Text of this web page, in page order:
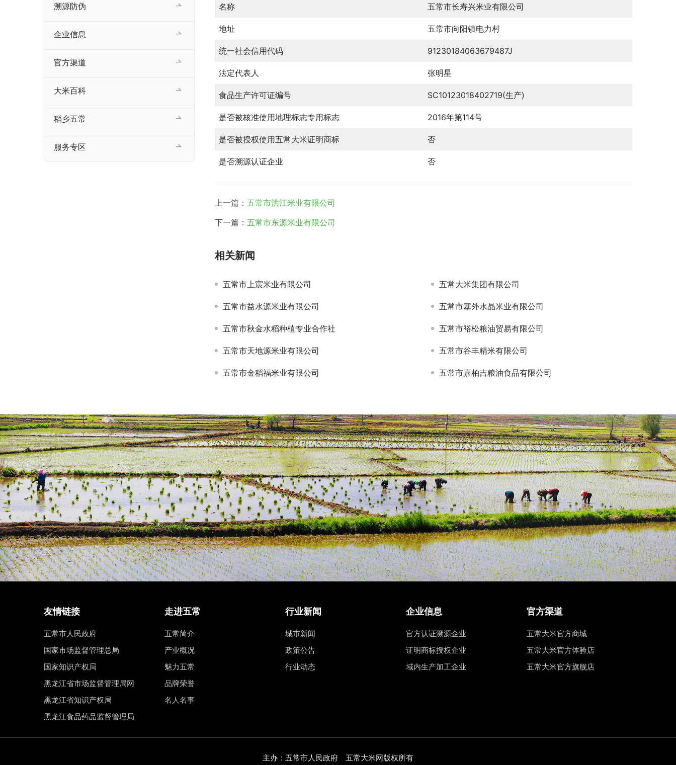
名称 五常市长寿兴米业有限公司
地址 五常市向阳镇电力村
统一社会信用代码 91230184063679487J
法定代表人 张明星
食品生产许可证编号 SC10123018402719(生产)
是否被核准使用地理标志专用标志 2016年第114号
是否被授权使用五常大米证明商标 否
是否溯源认证企业 否
上一篇： 五常市洪江米业有限公司
下一篇： 五常市东源米业有限公司
相关新闻
五常市上宸米业有限公司 五常大米集团有限公司
五常市益水源米业有限公司 五常市塞外水晶米业有限公司
五常市秋金水稻种植专业合作社 五常市裕松粮油贸易有限公司
五常市天地源米业有限公司 五常市谷丰精米有限公司
五常市金稻福米业有限公司 五常市嘉柏吉粮油食品有限公司
溯源防伪
企业信息
官方渠道
大米百科
稻乡五常
服务专区
友情链接
五常市人民政府
国家市场监督管理总局
国家知识产权局
黑龙江省市场监督管理局网
黑龙江省知识产权局
黑龙江食品药品监督管理局
走进五常
五常简介
产业概况
魅力五常
品牌荣誉
名人名事
行业新闻
城市新闻
政策公告
行业动态
企业信息
官方认证溯源企业
证明商标授权企业
域内生产加工企业
官方渠道
五常大米官方商城
五常大米官方体验店
五常大米官方旗舰店
主办：五常市人民政府 五常大米网版权所有